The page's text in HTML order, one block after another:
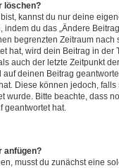
löschen?
kannst du nur deine
du das „Ändere
begrenzten Zeitraum
hat, wird dein Beitrag in der
auch der letzte Zeitpunkt
deinen Beitrag
Diese können jedoch,
wurde. Bitte beachte, dass
geantwortet hat.
anfügen?
musst du zunächst eine